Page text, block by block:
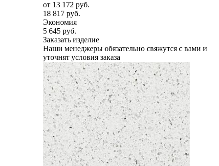
от 13 172 руб.
18 817 руб.
Экономия
5 645 руб.
Заказать изделие
Наши менеджеры обязательно свяжутся с вами и
уточнят условия заказа